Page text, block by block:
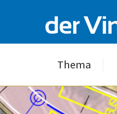
Thema